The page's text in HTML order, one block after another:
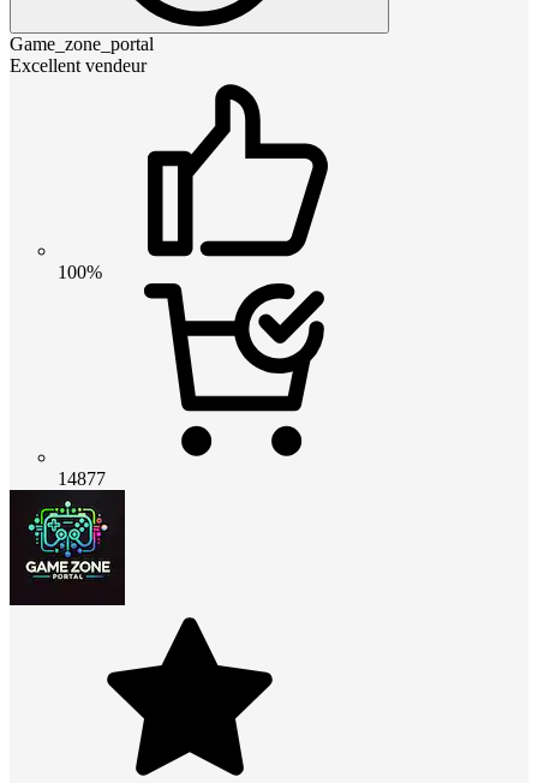
Game_zone_portal
Excellent vendeur
100%
14877